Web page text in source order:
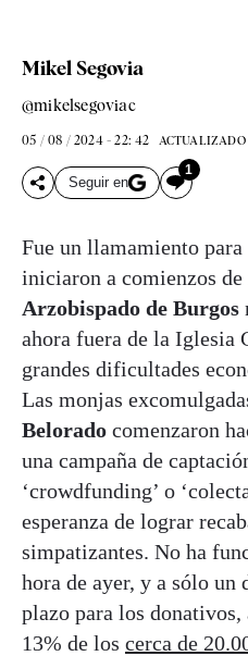
Mikel Segovia
@mikelsegoviac
05 / 08 / 2024 - 22: 42 ACTUALIZADO
Seguir en
1
Fue un llamamiento
iniciaron a comienzos de
Arzobispado de Burgos
ahora fuera de la Iglesia
grandes dificultades
Las monjas
Belorado comenzaron
una campaña de
‘crowdfunding’ o
esperanza de lograr
simpatizantes. No ha
hora de ayer, y a sólo un
plazo para los donativos,
13% de los cerca de